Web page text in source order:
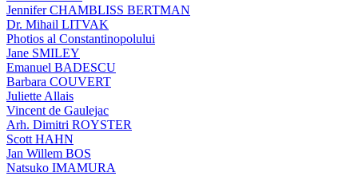
Jennifer CHAMBLISS BERTMAN
Dr. Mihail LITVAK
Photios al Constantinopolului
Jane SMILEY
Emanuel BADESCU
Barbara COUVERT
Juliette Allais
Vincent de Gaulejac
Arh. Dimitri ROYSTER
Scott HAHN
Jan Willem BOS
Natsuko IMAMURA